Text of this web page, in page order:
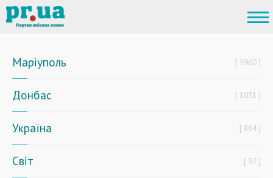
Маріуполь 5960
Донбас 1031
Україна 864
Світ 97